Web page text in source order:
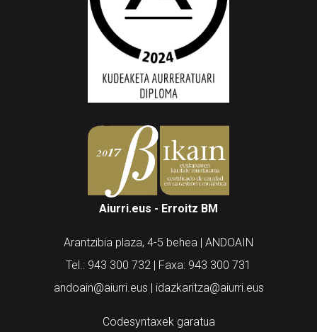
Aiurri.eus - Erroitz BM
Arantzibia plaza, 4-5 behea | ANDOAIN
Tel.: 943 300 732 | Faxa: 943 300 731
andoain@aiurri.eus | idazkaritza@aiurri.eus
Codesyntaxek garatua